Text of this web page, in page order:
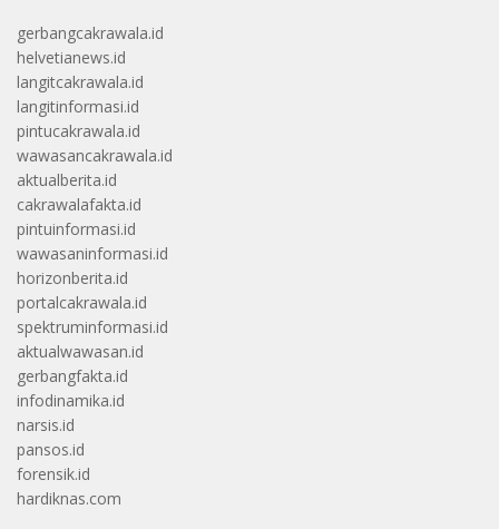
gerbangcakrawala.id
helvetianews.id
langitcakrawala.id
langitinformasi.id
pintucakrawala.id
wawasancakrawala.id
aktualberita.id
cakrawalafakta.id
pintuinformasi.id
wawasaninformasi.id
horizonberita.id
portalcakrawala.id
spektruminformasi.id
aktualwawasan.id
gerbangfakta.id
infodinamika.id
narsis.id
pansos.id
forensik.id
hardiknas.com